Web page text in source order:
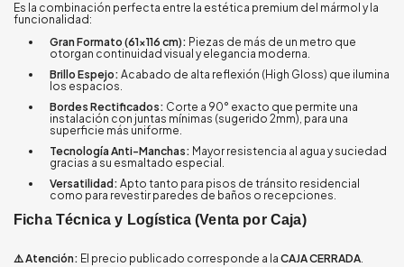
Es la combinación perfecta entre la estética premium del mármol y la
funcionalidad:
Gran Formato (61x116 cm): Piezas de más de un metro que
otorgan continuidad visual y elegancia moderna.
Brillo Espejo: Acabado de alta reflexión (High Gloss) que ilumina
los espacios.
Bordes Rectificados: Corte a 90° exacto que permite una
instalación con juntas mínimas (sugerido 2mm), para una
superficie más uniforme.
Tecnología Anti-Manchas: Mayor resistencia al agua y suciedad
gracias a su esmaltado especial.
Versatilidad: Apto tanto para pisos de tránsito residencial
como para revestir paredes de baños o recepciones.
Ficha Técnica y Logística (Venta por Caja)
⚠️ Atención: El precio publicado corresponde a la CAJA CERRADA.